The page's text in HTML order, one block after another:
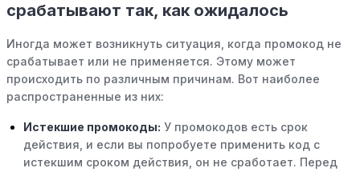
срабатывают так, как ожидалось
Иногда может возникнуть ситуация, когда промокод не
срабатывает или не применяется. Этому может
происходить по различным причинам. Вот наиболее
распространенные из них:
Истекшие промокоды: У промокодов есть срок
действия, и если вы попробуете применить код с
истекшим сроком действия, он не сработает. Перед